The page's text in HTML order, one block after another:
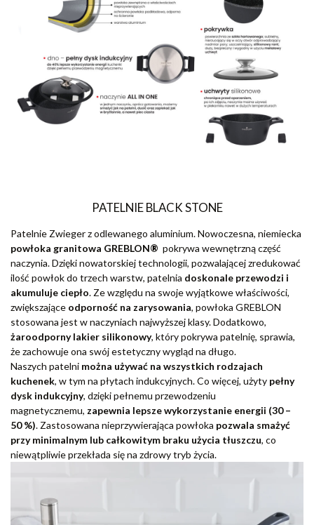
PATELNIE BLACK STONE
Patelnie Zwieger z odlewanego aluminium. Nowoczesna, niemiecka
powłoka granitowa GREBLON® pokrywa wewnętrzną część
naczynia. Dzięki nowatorskiej technologii, pozwalającej zredukować
ilość powłok do trzech warstw, patelnia doskonale przewodzi i
akumuluje ciepło. Ze względu na swoje wyjątkowe właściwości,
zwiększające odporność na zarysowania, powłoka GREBLON
stosowana jest w naczyniach najwyższej klasy. Dodatkowo,
żaroodporny lakier silikonowy, który pokrywa patelnię, sprawia,
że zachowuje ona swój estetyczny wygląd na długo.
Naszych patelni można używać na wszystkich rodzajach
kuchenek, w tym na płytach indukcyjnych. Co więcej, użyty pełny
dysk indukcyjny, dzięki pełnemu przewodzeniu
magnetycznemu, zapewnia lepsze wykorzystanie energii (30 –
50 %). Zastosowana nieprzywierająca powłoka pozwala smażyć
przy minimalnym lub całkowitym braku użycia tłuszczu, co
niewątpliwie przekłada się na zdrowy tryb życia.